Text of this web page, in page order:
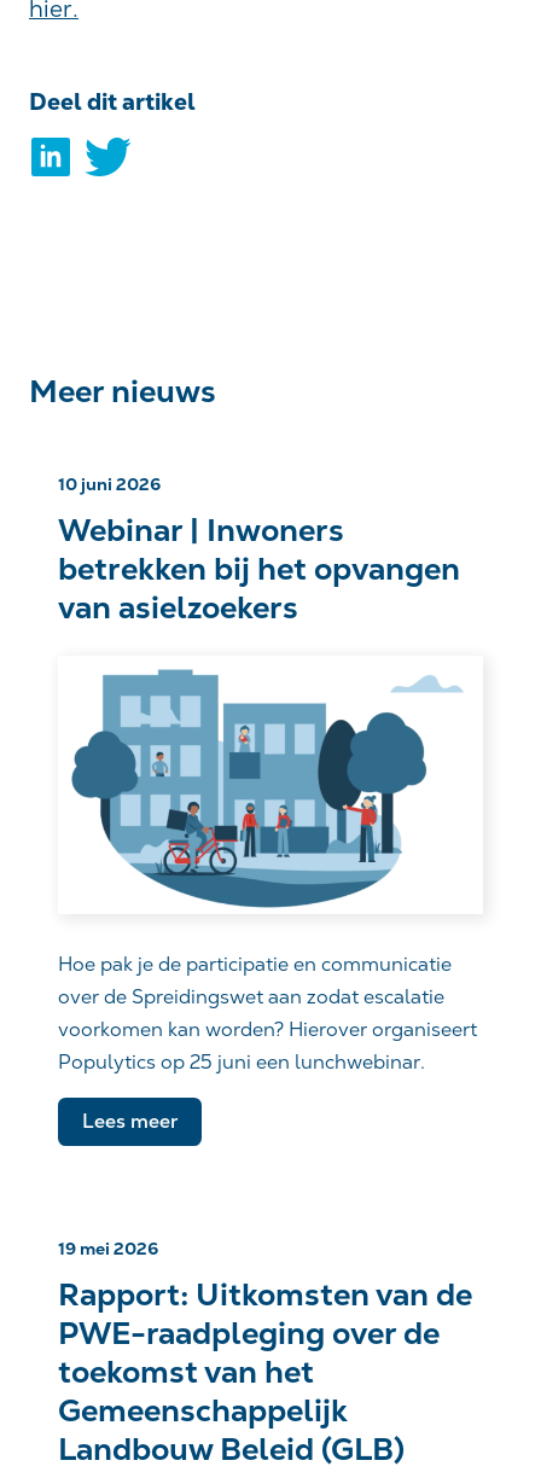
hier.
Deel dit artikel
Meer nieuws
10 juni 2026
Webinar | Inwoners
betrekken bij het opvangen
van asielzoekers
Hoe pak je de participatie en communicatie
over de Spreidingswet aan zodat escalatie
voorkomen kan worden? Hierover organiseert
Populytics op 25 juni een lunchwebinar.
Lees meer
19 mei 2026
Rapport: Uitkomsten van de
PWE-raadpleging over de
toekomst van het
Gemeenschappelijk
Landbouw Beleid (GLB)